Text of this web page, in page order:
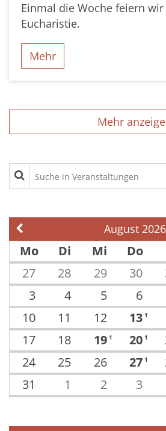
Einmal die Woche feiern
Eucharistie.
Mehr
Mehr
Suche in Veranstaltungen
Vorherige Seite August 2026
Mo
Di Mi Do
27
28 29 30
3
4 5 6
10
11 12 13 1
17
18 19 1 20 1
24
25 26 27 1
31
1 2 3